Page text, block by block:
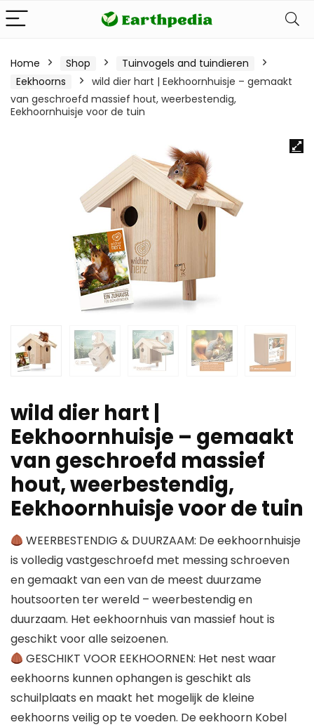
Home Shop
Tuinvogels and tuindieren
Eekhoorns
wild dier hart | Eekhoornhuisje – gemaakt
van geschroefd massief hout, weerbestendig,
Eekhoornhuisje voor de tuin
wild dier hart |
Eekhoornhuisje – gemaakt
van geschroefd massief
hout, weerbestendig,
Eekhoornhuisje voor de tuin
WEERBESTENDIG & DUURZAAM: De eekhoornhuisje
is volledig vastgeschroefd met messing schroeven
en gemaakt van een van de meest duurzame
houtsoorten ter wereld – weerbestendig en
duurzaam. Het eekhoornhuis van massief hout is
geschikt voor alle seizoenen.
GESCHIKT VOOR EEKHOORNEN: Het nest waar
eekhoorns kunnen ophangen is geschikt als
schuilplaats en maakt het mogelijk de kleine
eekhoorns veilig op te voeden. De eekhoorn Kobel